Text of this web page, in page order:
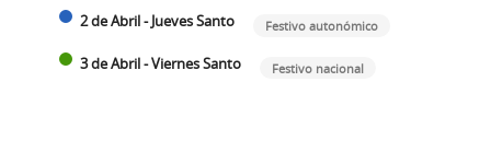
2 de Abril - Jueves Santo Festivo autonómico
3 de Abril - Viernes Santo Festivo nacional